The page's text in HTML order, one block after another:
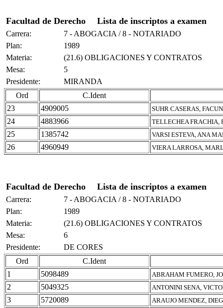
Facultad de Derecho Lista de inscriptos a examen
Carrera:
7 - ABOGACIA / 8 - NOTARIADO
Plan:
1989
Materia:
(21.6) OBLIGACIONES Y CONTRATOS
Mesa:
5
Presidente:
MIRANDA
Ord
C.Ident
23
4909005 SUHR CASERAS,
24 4883966 TELLECHEA FRACHIA,
25 1385742 VARSI ESTEVA, ANA
26 4960949 VIERA LARROSA,
Facultad de Derecho Lista de inscriptos a examen
Carrera:
7 - ABOGACIA / 8 - NOTARIADO
Plan:
1989
Materia:
(21.6) OBLIGACIONES Y CONTRATOS
Mesa:
6
Presidente:
DE CORES
Ord
C.Ident
1
5098489 ABRAHAM FUMERO,
2 5049325 ANTONINI SENA,
3 5720089 ARAUJO MENDEZ,